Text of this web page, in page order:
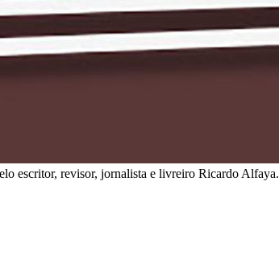
escritor, revisor, jornalista e livreiro Ricardo Alfaya.